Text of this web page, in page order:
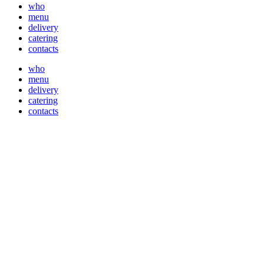
who
menu
delivery
catering
contacts
who
menu
delivery
catering
contacts